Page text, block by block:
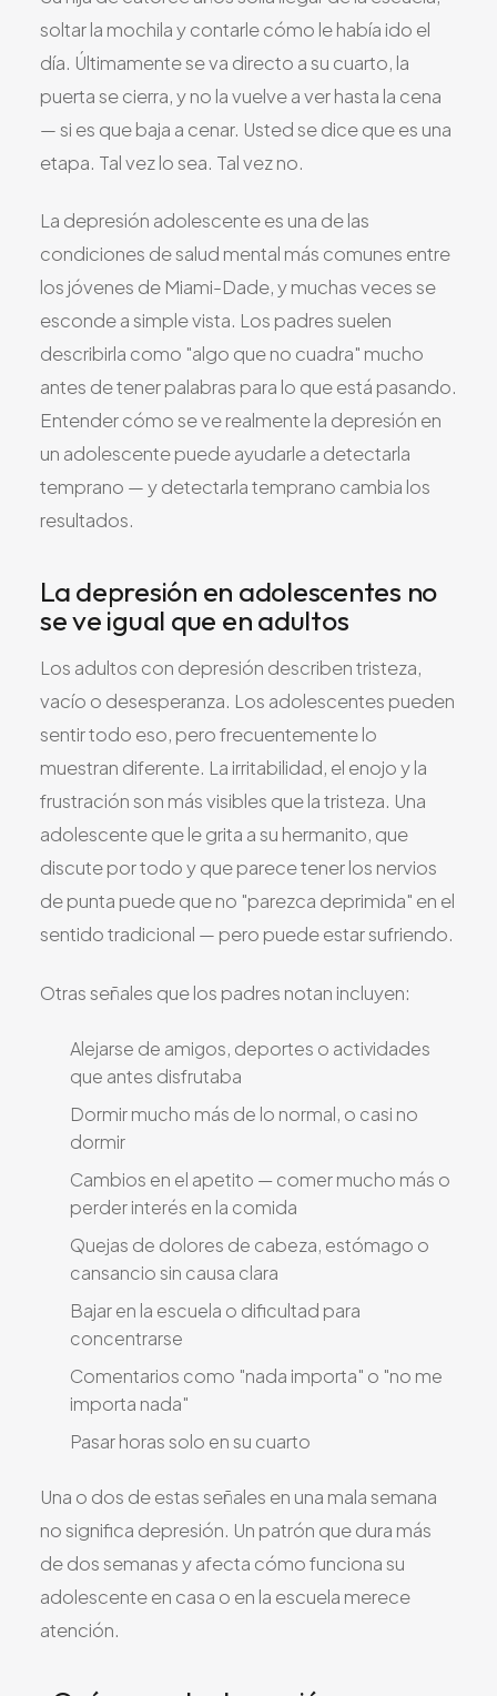
TDAH
Depresión
Trastorno Bipolar
Manejo de Medicamentos
Migraña
Neuropatía Periférica
Vértigo y Mareo
soltar la mochila y contarle cómo le había ido el
día. Últimamente se va directo a su cuarto, la
puerta se cierra, y no la vuelve a ver hasta la cena
— si es que baja a cenar. Usted se dice que es una
etapa. Tal vez lo sea. Tal vez no.
La depresión adolescente es una de las
condiciones de salud mental más comunes entre
los jóvenes de Miami-Dade, y muchas veces se
esconde a simple vista. Los padres suelen
describirla como "algo que no cuadra" mucho
antes de tener palabras para lo que está pasando.
Entender cómo se ve realmente la depresión en
un adolescente puede ayudarle a detectarla
temprano — y detectarla temprano cambia los
resultados.
La depresión en adolescentes no
se ve igual que en adultos
Los adultos con depresión describen tristeza,
vacío o desesperanza. Los adolescentes pueden
sentir todo eso, pero frecuentemente lo
muestran diferente. La irritabilidad, el enojo y la
frustración son más visibles que la tristeza. Una
adolescente que le grita a su hermanito, que
discute por todo y que parece tener los nervios
de punta puede que no "parezca deprimida" en el
sentido tradicional — pero puede estar sufriendo.
Otras señales que los padres notan incluyen:
Alejarse de amigos, deportes o actividades
que antes disfrutaba
Dormir mucho más de lo normal, o casi no
dormir
Cambios en el apetito — comer mucho más o
perder interés en la comida
Quejas de dolores de cabeza, estómago o
cansancio sin causa clara
Bajar en la escuela o dificultad para
concentrarse
Comentarios como "nada importa" o "no me
importa nada"
Pasar horas solo en su cuarto
Una o dos de estas señales en una mala semana
no significa depresión. Un patrón que dura más
de dos semanas y afecta cómo funciona su
adolescente en casa o en la escuela merece
atención.